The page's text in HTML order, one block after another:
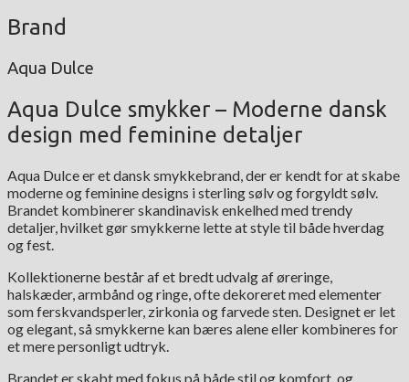
Brand
Aqua Dulce
Aqua Dulce smykker – Moderne dansk
design med feminine detaljer
Aqua Dulce er et dansk smykkebrand, der er kendt for at skabe
moderne og feminine designs i sterling sølv og forgyldt sølv.
Brandet kombinerer skandinavisk enkelhed med trendy
detaljer, hvilket gør smykkerne lette at style til både hverdag
og fest.
Kollektionerne består af et bredt udvalg af øreringe,
halskæder, armbånd og ringe, ofte dekoreret med elementer
som ferskvandsperler, zirkonia og farvede sten. Designet er let
og elegant, så smykkerne kan bæres alene eller kombineres for
et mere personligt udtryk.
Brandet er skabt med fokus på både stil og komfort, og